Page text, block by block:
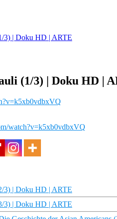
3) | Doku HD | ARTE
(1/3) | Doku HD |
watch?v=k5xb0vdbxVQ
3) | Doku HD | ARTE
3) | Doku HD | ARTE